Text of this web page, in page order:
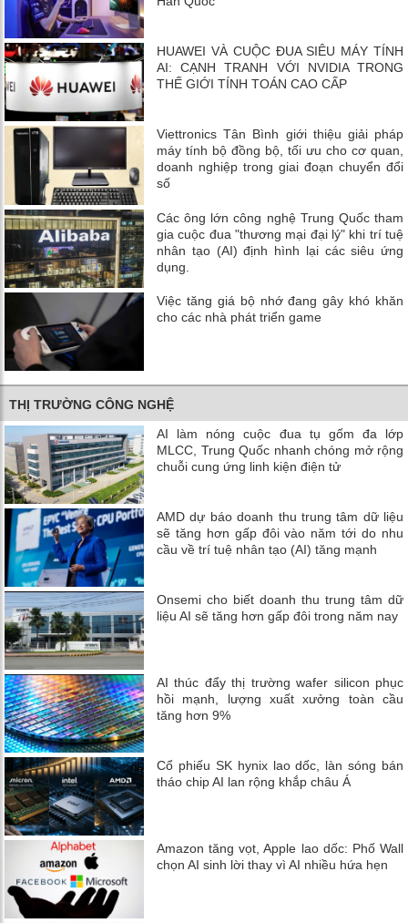
HUAWEI VÀ CUỘC ĐUA SIÊU MÁY TÍNH
AI: CẠNH TRANH VỚI NVIDIA TRONG
THẾ GIỚI TÍNH TOÁN CAO CẤP
Viettronics Tân Bình giới thiệu giải pháp
máy tính bộ đồng bộ, tối ưu cho cơ quan,
doanh nghiệp trong giai đoạn chuyển đổi
số
Các ông lớn công nghệ Trung Quốc tham
gia cuộc đua "thương mại đại lý" khi trí tuệ
nhân tạo (AI) định hình lại các siêu ứng
dụng.
Việc tăng giá bộ nhớ đang gây khó khăn
cho các nhà phát triển game
THỊ TRƯỜNG CÔNG NGHỆ
AI làm nóng cuộc đua tụ gốm đa lớp
MLCC, Trung Quốc nhanh chóng mở rộng
chuỗi cung ứng linh kiện điện tử
AMD dự báo doanh thu trung tâm dữ liệu
sẽ tăng hơn gấp đôi vào năm tới do nhu
cầu về trí tuệ nhân tạo (AI) tăng mạnh
Onsemi cho biết doanh thu trung tâm dữ
liệu AI sẽ tăng hơn gấp đôi trong năm nay
AI thúc đẩy thị trường wafer silicon phục
hồi mạnh, lượng xuất xưởng toàn cầu
tăng hơn 9%
Cổ phiếu SK hynix lao dốc, làn sóng bán
tháo chip AI lan rộng khắp châu Á
Amazon tăng vọt, Apple lao dốc: Phố Wall
chọn AI sinh lời thay vì AI nhiều hứa hẹn